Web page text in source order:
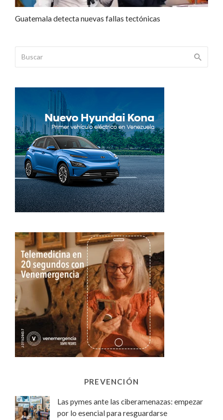
Guatemala detecta nuevas fallas tectónicas
PREVENCIÓN
Las pymes ante las ciberamenazas: empezar
por lo esencial para resguardarse